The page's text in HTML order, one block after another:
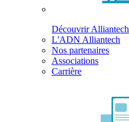
Découvrir Alliantech
L'ADN Alliantech
Nos partenaires
Associations
Carrière